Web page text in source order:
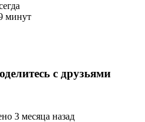
минут
с друзьями
3 месяца назад